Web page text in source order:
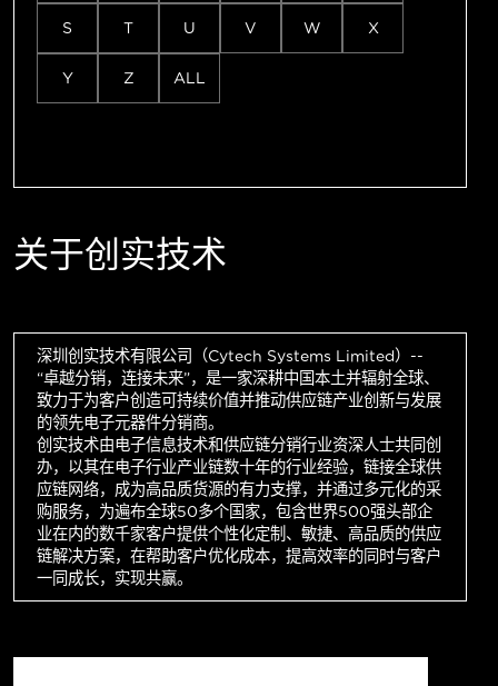
S T U V W X
Y Z ALL
关于创实技术
深圳创实技术有限公司（Cytech Systems Limited）--
“卓越分销，连接未来”，是一家深耕中国本土并辐射全球、
致力于为客户创造可持续价值并推动供应链产业创新与发展
的领先电子元器件分销商。
创实技术由电子信息技术和供应链分销行业资深人士共同创
办，以其在电子行业产业链数十年的行业经验，链接全球供
应链网络，成为高品质货源的有力支撑，并通过多元化的采
购服务，为遍布全球50多个国家，包含世界500强头部企
业在内的数千家客户提供个性化定制、敏捷、高品质的供应
链解决方案，在帮助客户优化成本，提高效率的同时与客户
一同成长，实现共赢。